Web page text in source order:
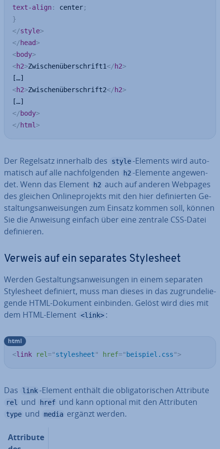
text-align: center;
}
</style>
</head>
<body>
<h2>Zwischenüberschrift1</h2>
<h2>Zwischenüberschrift2</h2>
</body>
</html >
Der Regelsatz innerhalb des style -Elements wird au­to­
ma­tisch auf alle nach­fol­gen­den
h2 -Elemente an­ge­wen­
det. Wenn das Element
h2 auch auf anderen Webpages
des gleichen On­line­pro­jekts mit den hier de­fi­nier­ten Ge­
stal­tungs­an­wei­sun­gen zum Einsatz kommen soll, können
Sie die Anweisung einfach über eine zentrale CSS-Datei
de­fi­nie­ren.
Verweis auf ein separates Style­sheet
Werden Ge­stal­tungs­an­wei­sun­gen in einem separaten
Style­sheet definiert, muss man dieses in das zu­grun­de­lie­
gen­de HTML-Dokument einbinden. Gelöst wird dies mit
dem HTML-Element <link> :
<link rel="stylesheet" href=" beispiel.css">
html
Das link -Element enthält die ob­li­ga­to­ri­schen Attribute
rel und href und kann optional mit den At­tri­bu­ten
type und media ergänzt werden.
Attribute